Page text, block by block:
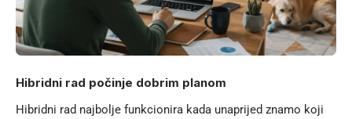
Hibridni rad počinje dobrim planom
Hibridni rad najbolje funkcionira kada unaprijed znamo koji